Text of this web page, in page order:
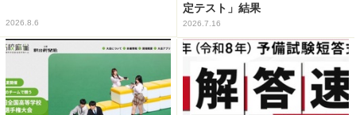
2026.8.6
定テスト」結果
2026.7.16